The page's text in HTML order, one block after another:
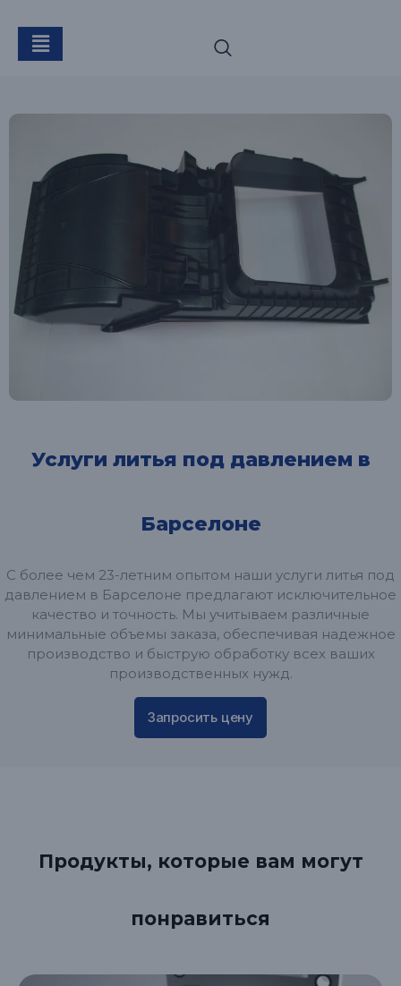
Услуги литья под давлением в
Барселоне
С более чем 23-летним опытом наши услуги литья под
давлением в Барселоне предлагают исключительное
качество и точность. Мы учитываем различные
минимальные объемы заказа, обеспечивая надежное
производство и быструю обработку всех ваших
производственных нужд.
Запросить цену
Продукты, которые вам могут
понравиться